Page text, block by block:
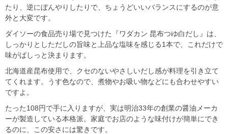
たり、逆にぼんやりしたりで、ちょうどいいバランスにするのが意
外と大変です。
ダイソーの食品売り場で見つけた『ワダカン 昆布つゆ白だし』は、
しっかりとしただしの旨味と上品な塩味を感じる1本で、これだけで
味がばしっと決まります。
北海道産昆布使用で、クセのないやさしいだし感が料理を引き立て
てくれます。うす色なので、煮物やお吸い物などにも合わせやすい
ですよ。
たった108円で手に入りますが、実は明治33年の創業の醤油メーカ
ーが製造している本格派。家庭でお店のような味付けが簡単にでき
るのに、この安さには驚きです。